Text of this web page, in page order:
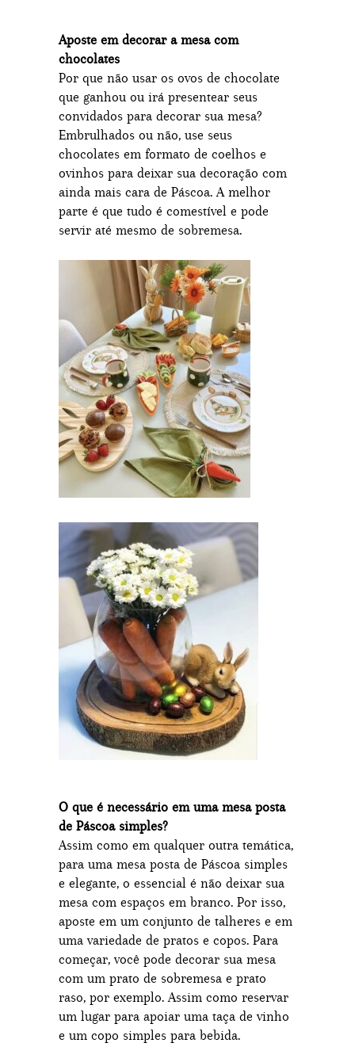
Aposte em decorar a mesa com
chocolates
Por que não usar os ovos de chocolate
que ganhou ou irá presentear seus
convidados para decorar sua mesa?
Embrulhados ou não, use seus
chocolates em formato de coelhos e
ovinhos para deixar sua decoração com
ainda mais cara de Páscoa. A melhor
parte é que tudo é comestível e pode
servir até mesmo de sobremesa.
O que é necessário em uma mesa posta
de Páscoa simples?
Assim como em qualquer outra temática,
para uma mesa posta de Páscoa simples
e elegante, o essencial é não deixar sua
mesa com espaços em branco. Por isso,
aposte em um conjunto de talheres e em
uma variedade de pratos e copos. Para
começar, você pode decorar sua mesa
com um prato de sobremesa e prato
raso, por exemplo. Assim como reservar
um lugar para apoiar uma taça de vinho
e um copo simples para bebida.